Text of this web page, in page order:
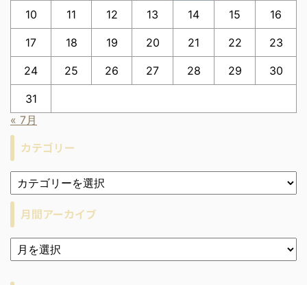
10 11 12 13 14 15 16
17 18 19 20 21 22 23
24 25 26 27 28 29 30
31
« 7月
カテゴリー
月間アーカイブ
ア
ー